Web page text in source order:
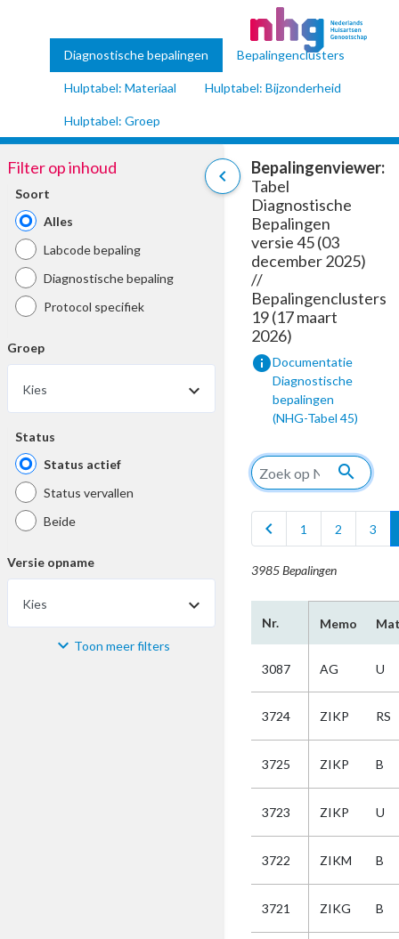
Diagnostische bepalingen Bepalingenclusters
Hulptabel: Materiaal Hulptabel: Bijzonderheid
Hulptabel: Groep
chevron_left
Filter op inhoud
Soort
Alles
Labcode bepaling
Diagnostische bepaling
Protocol specifiek
Groep
Kies
Status
Status actief
Status vervallen
Beide
Versie opname
Kies
Materiaal Toon meer filters
Bepalingenviewer:
Tabel
Diagnostische
Bepalingen
versie 45 (03
december 2025)
//
Bepalingenclusters
19 (17 maart
2026)
infoDocumentatie
Diagnostische
bepalingen
(NHG-Tabel 45)
search
chevron_left 1 2 3
3985 Bepalingen
Nr. Memo
3087 AG U
3724 ZIKP RS
3725 ZIKP B
3723 ZIKP U
3722 ZIKM B
3721 ZIKG B